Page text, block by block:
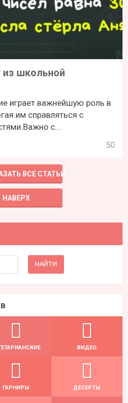
из школьной
играет важнейшую роль в
им справляться с
с...
50
ВСЕ СТАТЬИ
НАВЕРХ
ВИДЕО
ГАРНИРЫ ДЕСЕРТЫ